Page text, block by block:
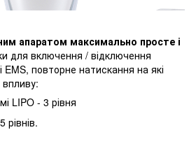
апаратом максимально просте і
для включення / відключення
EMS, повторне натискання на які
впливу:
LIPO - 3 рівня